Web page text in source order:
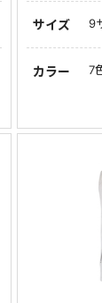
サイズ 9
カラー 7